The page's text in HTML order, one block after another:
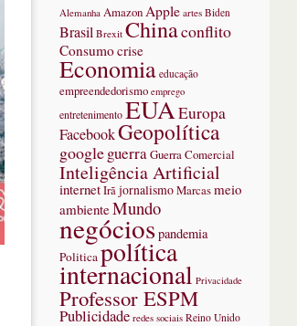
Alemanha Amazon Apple artes Biden
Brasil Brexit Chinaconflito
Consumocrise
Economia educação
empreendedorismo emprego
entretenimentoEUAEuropa
FacebookGeopolítica
googleguerraGuerra Comercial
Inteligência Artificial
internetIrãjornalismoMarcasmeio
ambienteMundo
negóciospandemia
Politicapolítica
internacional Privacidade
Professor ESPM
Publicidade redes sociais Reino Unido